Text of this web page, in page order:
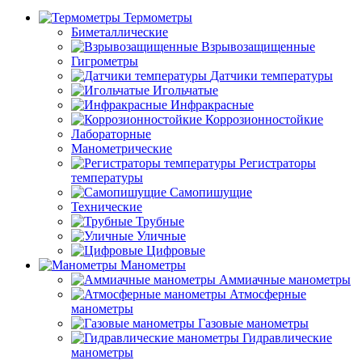
Термометры
Биметаллические
Взрывозащищенные
Гигрометры
Датчики температуры
Игольчатые
Инфракрасные
Коррозионностойкие
Лабораторные
Манометрические
Регистраторы
температуры
Самопишущие
Технические
Трубные
Уличные
Цифровые
Манометры
Аммиачные манометры
Атмосферные
манометры
Газовые манометры
Гидравлические
манометры